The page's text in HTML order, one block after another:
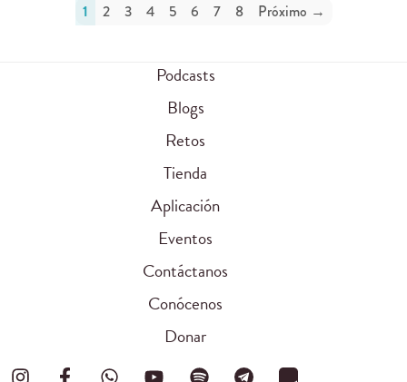
1 2 3 4 5 6 7 8 Próximo →
Podcasts
Blogs
Retos
Tienda
Aplicación
Eventos
Contáctanos
Conócenos
Donar